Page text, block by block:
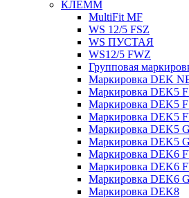
КЛЕММ
MultiFit MF
WS 12/5 FSZ
WS ПУСТАЯ
WS12/5 FWZ
Групповая
Маркировка DEK
Маркировка DEK5
Маркировка DEK5
Маркировка DEK5
Маркировка DEK5
Маркировка DEK5
Маркировка DEK6
Маркировка DEK6
Маркировка DEK6
Маркировка DEK8